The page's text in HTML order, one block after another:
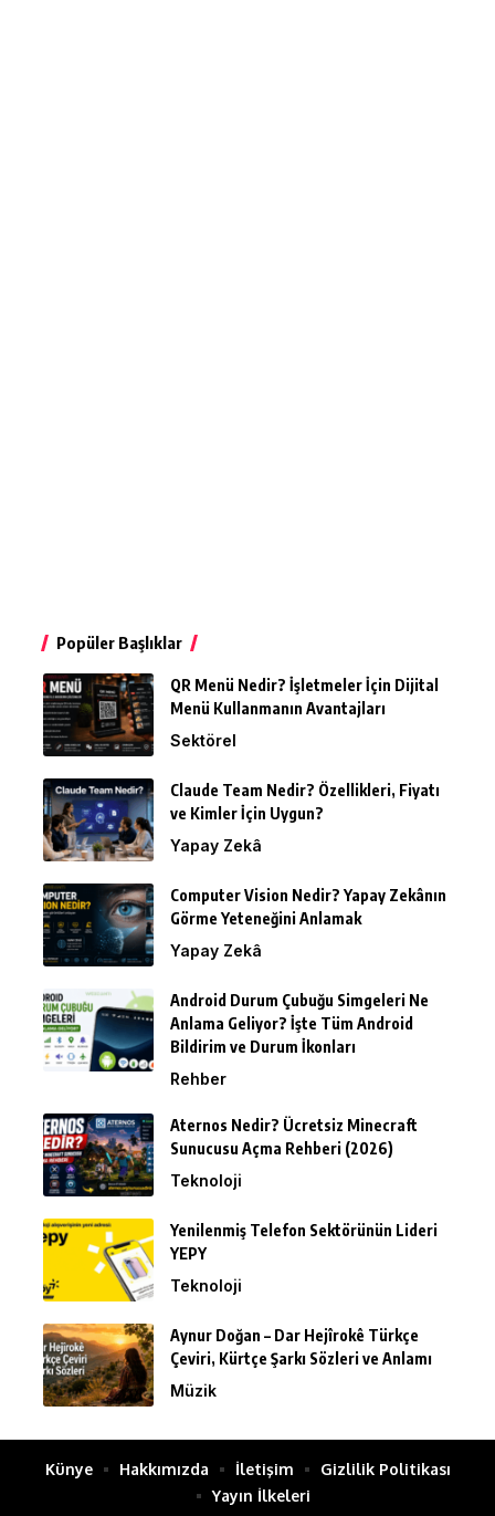
Popüler Başlıklar
QR Menü Nedir? İşletmeler İçin Dijital
Menü Kullanmanın Avantajları
Sektörel
Claude Team Nedir? Özellikleri, Fiyatı
ve Kimler İçin Uygun?
Yapay Zekâ
Computer Vision Nedir? Yapay Zekânın
Görme Yeteneğini Anlamak
Yapay Zekâ
Android Durum Çubuğu Simgeleri Ne
Anlama Geliyor? İşte Tüm Android
Bildirim ve Durum İkonları
Rehber
Aternos Nedir? Ücretsiz Minecraft
Sunucusu Açma Rehberi (2026)
Teknoloji
Yenilenmiş Telefon Sektörünün Lideri
YEPY
Teknoloji
Aynur Doğan – Dar Hejîrokê Türkçe
Çeviri, Kürtçe Şarkı Sözleri ve Anlamı
Müzik
Künye Hakkımızda İletişim
Gizlilik Politikası
Yayın İlkeleri